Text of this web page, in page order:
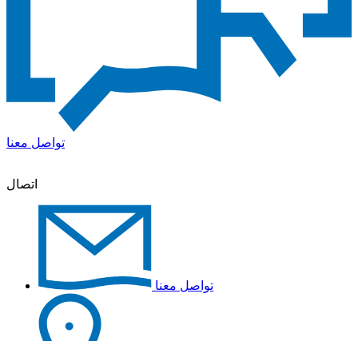
تواصل معنا
اتصال
تواصل معنا